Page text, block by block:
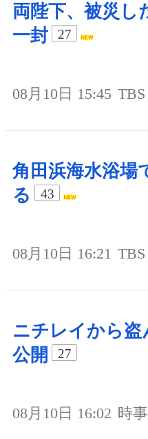
両陛下、被災し
一封
27
08月10日 15:45
角田浜海水浴場
る
43
08月10日 16:21
ニチレイから盗
公開
27
08月10日 16:02 時